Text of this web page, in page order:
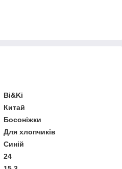
Bi&Ki
Китай
Босоніжки
Для хлопчиків
Синій
24